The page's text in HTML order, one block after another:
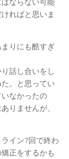
ならない可能
ればと思いま
りにも酷すぎ
話し合いをし
。と思ってい
なかったの
りませんが、
イン7回で終わ
正をするかも